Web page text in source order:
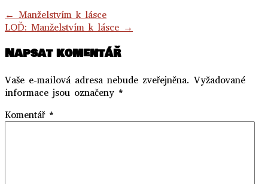
← Manželstvím k lásce
LOĎ: Manželstvím k lásce →
Napsat komentář
Vaše e-mailová adresa nebude zveřejněna. Vyžadované
informace jsou označeny *
Komentář *